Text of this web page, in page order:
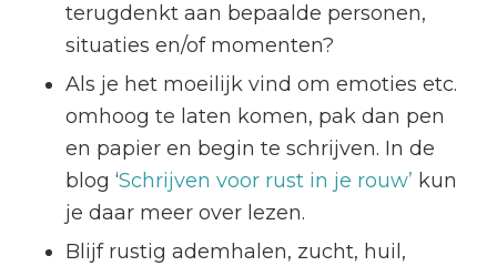
terugdenkt aan bepaalde personen,
situaties en/of momenten?
Als je het moeilijk vind om emoties etc.
omhoog te laten komen, pak dan pen
en papier en begin te schrijven. In de
blog ‘Schrijven voor rust in je rouw’ kun
je daar meer over lezen.
Blijf rustig ademhalen, zucht, huil,